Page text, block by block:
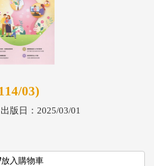
03)
出版日：2025/03/01
放入購物車